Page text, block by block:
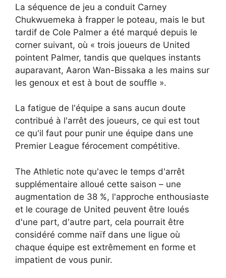
La séquence de jeu a conduit Carney
Chukwuemeka à frapper le poteau, mais le but
tardif de Cole Palmer a été marqué depuis le
corner suivant, où « trois joueurs de United
pointent Palmer, tandis que quelques instants
auparavant, Aaron Wan-Bissaka a les mains sur
les genoux et est à bout de souffle ».
La fatigue de l'équipe a sans aucun doute
contribué à l'arrêt des joueurs, ce qui est tout
ce qu'il faut pour punir une équipe dans une
Premier League férocement compétitive.
The Athletic note qu'avec le temps d'arrêt
supplémentaire alloué cette saison – une
augmentation de 38 %, l'approche enthousiaste
et le courage de United peuvent être loués
d'une part, d'autre part, cela pourrait être
considéré comme naïf dans une ligue où
chaque équipe est extrêmement en forme et
impatient de vous punir.